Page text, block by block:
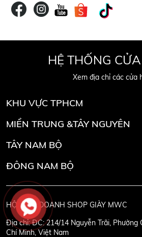
HỆ THỐNG
Xem địa chỉ các cửa
KHU VỰC TPHCM
MIỀN TRUNG &TÂY NGUYÊN
TÂY NAM BỘ
ĐÔNG NAM BỘ
HỘ KINH DOANH SHOP GIÀY MWC
Địa chỉ:ĐC: 214/14 Nguyễn Trãi, Phường
Chí Minh, Việt Nam